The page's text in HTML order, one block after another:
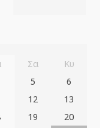
Σα
Κυ
5
6
12
13
19
20